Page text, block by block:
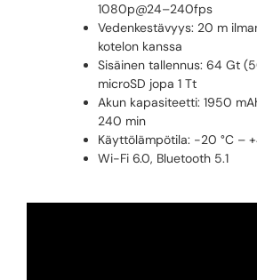
1080p@24–240fps
Vedenkestävyys: 20 m
kotelon kanssa
Sisäinen tallennus: 64 Gt
microSD jopa 1 Tt
Akun kapasiteetti: 1950
240 min
Käyttölämpötila: -20 °C –
Wi-Fi 6.0, Bluetooth 5.1